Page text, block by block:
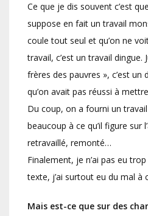
Ce que je dis souvent c’est
suppose en fait un travail
coule tout seul et qu’on ne
travail, c’est un travail dingue.
frères des pauvres », c’est un
qu’on avait pas réussi à
Du coup, on a fourni un
beaucoup à ce qu’il figure sur
retravaillé, remonté…
Finalement, je n’ai pas eu
texte, j’ai surtout eu du mal à
Mais est-ce que sur des